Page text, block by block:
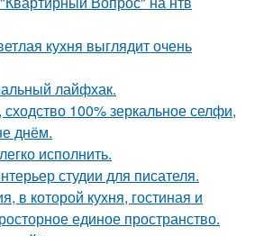
кухня выглядит очень
лайфхак.
100% зеркальное селфи,
днём.
исполнить.
студии для писателя.
в которой кухня, гостиная и
единое пространство.